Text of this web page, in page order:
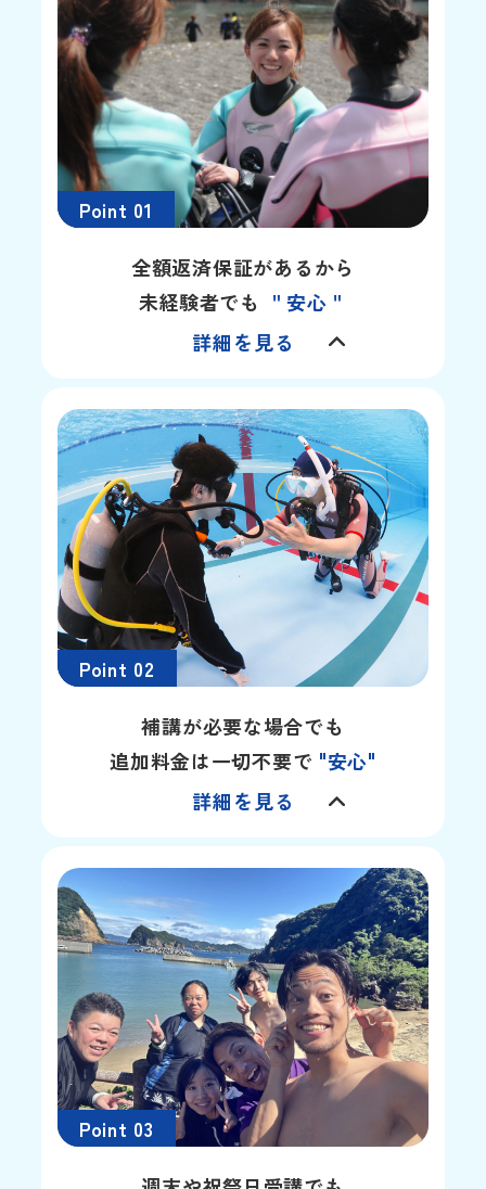
Point 01
全額返済保証があるから
未経験者でも
＂安心＂
詳細を見る
Point 02
補講が必要な場合でも
追加料金は一切不要で "安心"
詳細を見る
Point 03